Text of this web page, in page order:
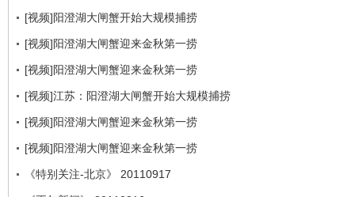
[视频]阳澄湖大闸蟹开始大规模捕捞
[视频]阳澄湖大闸蟹迎来金秋第一捞
[视频]阳澄湖大闸蟹迎来金秋第一捞
[视频]江苏：阳澄湖大闸蟹开始大规模捕捞
[视频]阳澄湖大闸蟹迎来金秋第一捞
[视频]阳澄湖大闸蟹迎来金秋第一捞
《特别关注-北京》 20110917